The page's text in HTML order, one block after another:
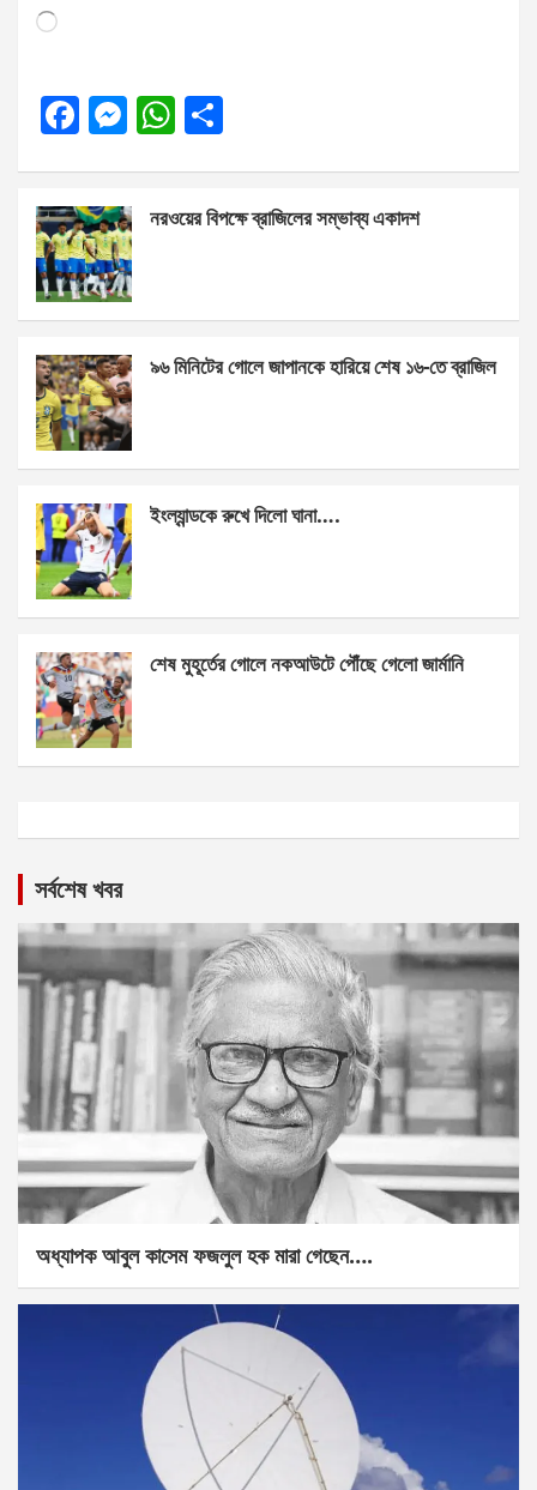
Loading…
F
b
o
o
k
M
n
g
er
W
s
p
e
নরওয়ের বিপক্ষে ব্রাজিলের সম্ভাব্য একাদশ
৯৬ মিনিটের গোলে জাপানকে হারিয়ে শেষ ১৬-তে ব্রাজিল
ইংল্যান্ডকে রুখে দিলো ঘানা….
শেষ মুহূর্তের গোলে নকআউটে পৌঁছে গেলো জার্মানি
সর্বশেষ খবর
অধ্যাপক আবুল কাসেম ফজলুল হক মারা গেছেন….